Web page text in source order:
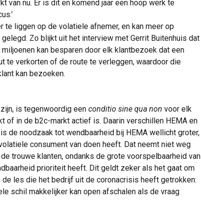
van nu. Er is dit en komend jaar een hoop werk te
te liggen op de volatiele afnemer, en kan meer op
Zo blijkt uit het interview met Gerrit Buitenhuis dat
kan besparen door elk klantbezoek dat een
te verkorten of de route te verleggen, waardoor die
kan bezoeken.
is tegenwoordig een conditio sine qua non voor elk
of in de b2c-markt actief is. Daarin verschillen HEMA en
de noodzaak tot wendbaarheid bij HEMA wellicht groter,
consument van doen heeft. Dat neemt niet weg
trouwe klanten, ondanks de grote voorspelbaarheid van
prioriteit heeft. Dit geldt zeker als het gaat om
les die het bedrijf uit de coronacrisis heeft getrokken:
schil makkelijker kan open afschalen als de vraag